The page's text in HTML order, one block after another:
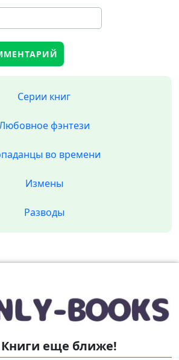
Серии книг
фэнтези
во времени
Измены
Разводы
еще ближе!